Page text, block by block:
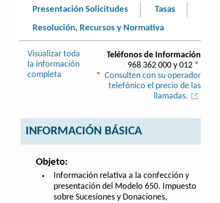
Presentación Solicitudes Tasas
Resolución, Recursos y Normativa
Visualizar toda
la información
completa
Teléfonos de Información
968 362 000 y 012 *
*
Consulten con su operador
telefónico el precio de las
llamadas.
INFORMACIÓN BÁSICA
Objeto:
Información relativa a la confección y
presentación del Modelo 650. Impuesto
sobre Sucesiones y Donaciones,